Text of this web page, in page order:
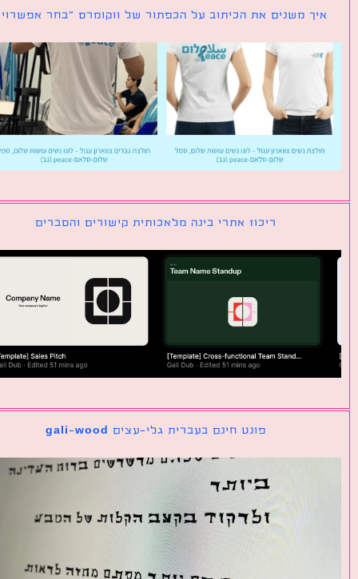
משנים את הכיתוב על הכפתור של ווקומרס ״בחר אפשרויות״
ריכוז אתרי בינה מלאכותית קישורים והסברים
פונט חינם בעברית גלי-עצים gali-wood